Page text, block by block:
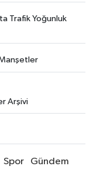
Trafik Yoğunluk
Arşivi
Spor
Gündem